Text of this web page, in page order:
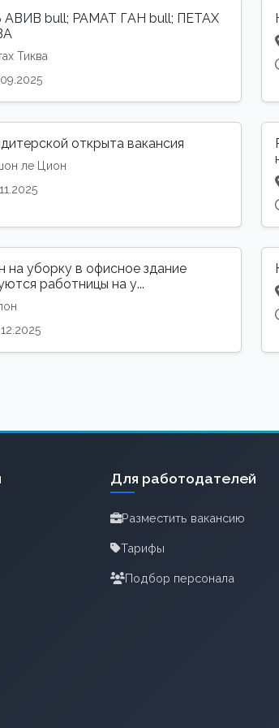
АВИВ bull; РАМАТ ГАН bull; ПЕТАХ
Тиква
открыта вакансия
ле Цион
на уборку в офисное здание
работницы на у...
Для работодателей
Разместить вакансию
Тарифы
Подбор персонала